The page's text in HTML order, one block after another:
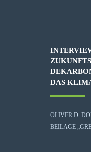
DAS
OLIVER D.
BEILAGE